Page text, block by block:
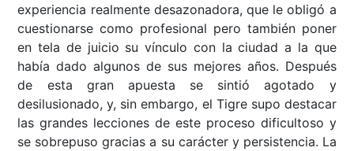
experiencia realmente desazonadora, que le obligó a
cuestionarse como profesional pero también poner
en tela de juicio su vínculo con la ciudad a la que
había dado algunos de sus mejores años. Después
de esta gran apuesta se sintió agotado y
desilusionado, y, sin embargo, el Tigre supo destacar
las grandes lecciones de este proceso dificultoso y
se sobrepuso gracias a su carácter y persistencia. La